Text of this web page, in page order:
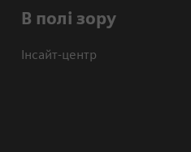
В полі зору
Інсайт-центр